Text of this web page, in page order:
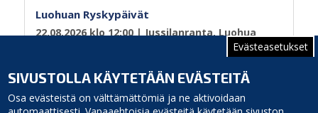
Evästeasetukset
SIVUSTOLLA KÄYTETÄÄN EVÄSTEITÄ
Osa evästeistä on välttämättömiä ja ne aktivoidaan
Luohuan Ryskypäivät
22.08.2026 klo 12:00| Jussilanranta, Luohua
Sivu 1